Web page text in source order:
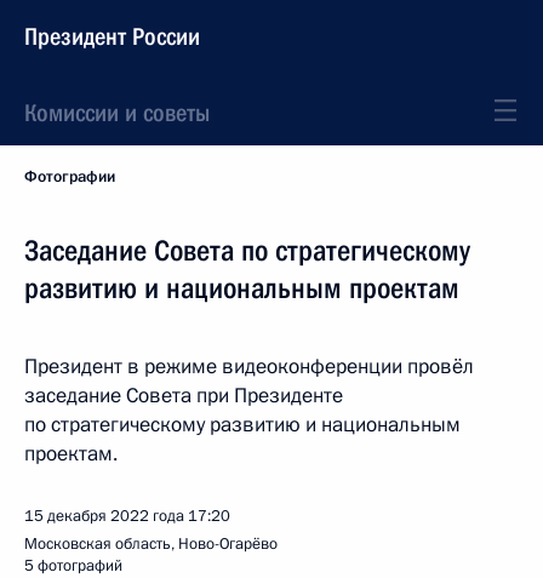
Президент России
Комиссии и советы
Фотографии
Заседание Совета по стратегическому
развитию и национальным проектам
Президент в режиме видеоконференции провёл
заседание Совета при Президенте
по стратегическому развитию и национальным
проектам.
15 декабря 2022 года 17:20
Московская область, Ново-Огарёво
5 фотографий